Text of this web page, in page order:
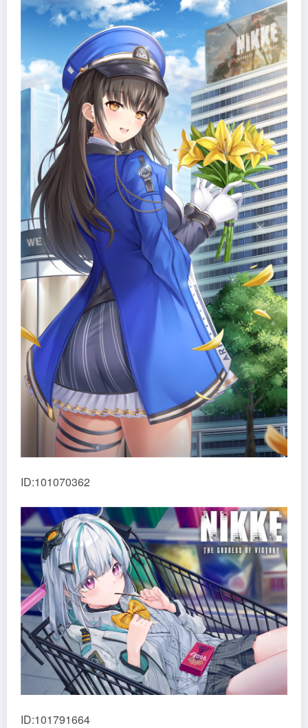
ID:101070362
ID:101791664